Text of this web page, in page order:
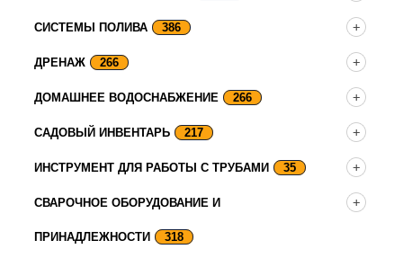
СИСТЕМЫ ПОЛИВА 386
ДРЕНАЖ 266
ДОМАШНЕЕ ВОДОСНАБЖЕНИЕ 266
САДОВЫЙ ИНВЕНТАРЬ 217
ИНСТРУМЕНТ ДЛЯ РАБОТЫ С ТРУБАМИ 35
СВАРОЧНОЕ ОБОРУДОВАНИЕ И
ПРИНАДЛЕЖНОСТИ 318